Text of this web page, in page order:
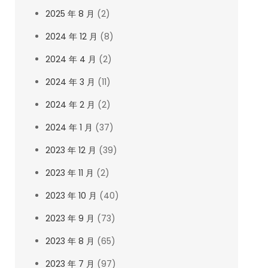
2025 年 8 月 (2)
2024 年 12 月 (8)
2024 年 4 月 (2)
2024 年 3 月 (11)
2024 年 2 月 (2)
2024 年 1 月 (37)
2023 年 12 月 (39)
2023 年 11 月 (2)
2023 年 10 月 (40)
2023 年 9 月 (73)
2023 年 8 月 (65)
2023 年 7 月 (97)